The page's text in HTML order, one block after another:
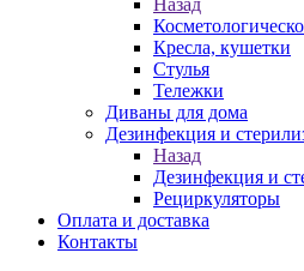
Назад
Кресла, кушетки
Стулья
Тележки
Диваны для дома
Дезинфекция и
Назад
Дезинфекция и
Рециркуляторы
Оплата и доставка
Контакты